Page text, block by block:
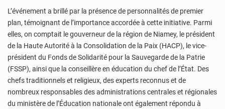
L’événement a brillé par la présence de personnalités de premier
plan, témoignant de l’importance accordée à cette initiative. Parmi
elles, on comptait le gouverneur de la région de Niamey, le président
de la Haute Autorité à la Consolidation de la Paix (HACP), le vice-
président du Fonds de Solidarité pour la Sauvegarde de la Patrie
(FSSP), ainsi que la conseillère en éducation du chef de l’État. Des
chefs traditionnels et religieux, des experts reconnus et de
nombreux responsables des administrations centrales et régionales
du ministère de l’Éducation nationale ont également répondu à